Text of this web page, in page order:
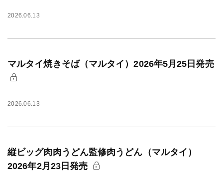
2026.06.13
マルタイ焼きそば（マルタイ）2026年5月25日発売
2026.06.13
縦ビッグ肉肉うどん監修肉うどん（マルタイ）
2026年2月23日発売